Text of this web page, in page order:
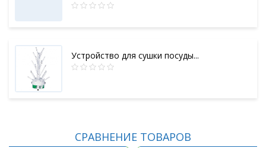
Устройство для сушки посуды...
СРАВНЕНИЕ ТОВАРОВ